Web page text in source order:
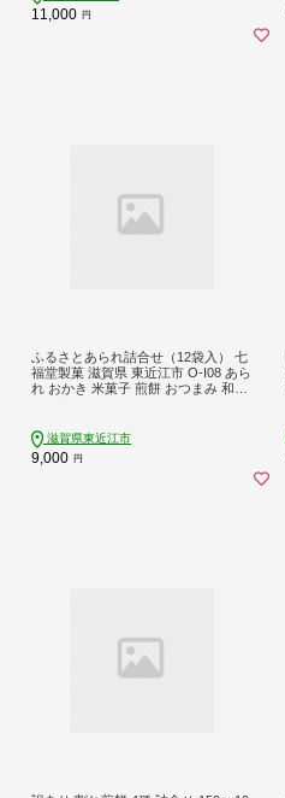
11,000 円
ふるさとあられ詰合せ（12袋入） 七
福堂製菓 滋賀県 東近江市 O-I08 あら
れ おかき 米菓子 煎餅 おつまみ 和菓
滋賀県東近江市
9,000 円